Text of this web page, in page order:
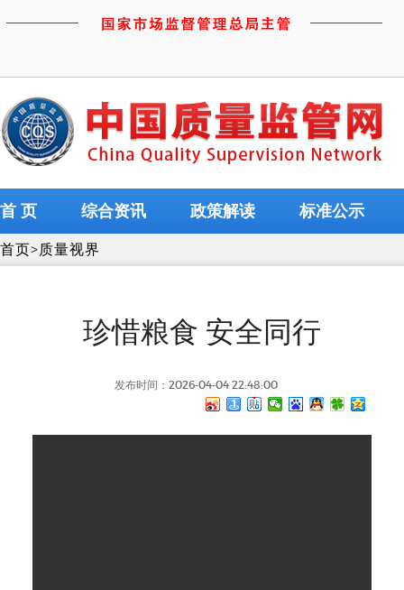
首 页 综合资讯 政策解读 标准公示
首页>质量视界
珍惜粮食 安全同行
发布时间：2026-04-04 22:48:00